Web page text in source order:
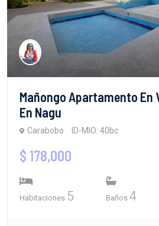
Mañongo Apartamento En
En Nagu
Carabobo ID-MIO: 40bc
$ 178,000
Habitaciones 5 Baños 4